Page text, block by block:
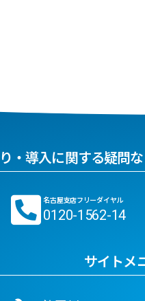
・導入に関する疑問
名古屋支店フリーダイヤル
0120-1562-14
サイトメ